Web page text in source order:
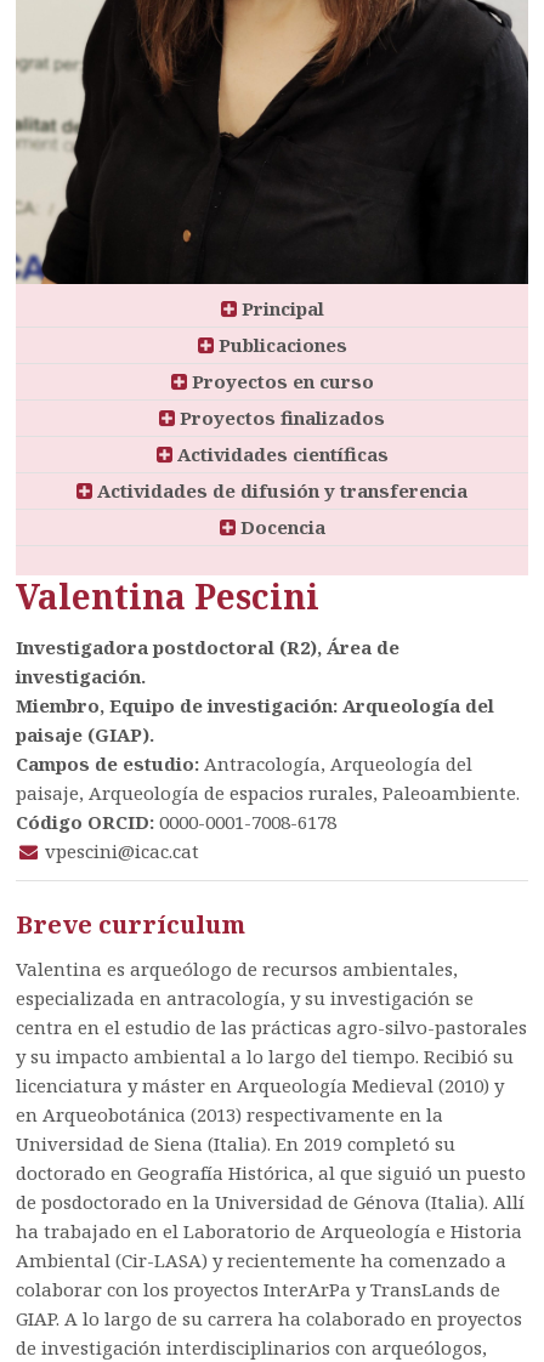
Principal
Publicaciones
Proyectos en curso
Proyectos finalizados
Actividades científicas
Actividades de difusión y transferencia
Docencia
Valentina Pescini
Investigadora postdoctoral (R2), Área de
investigación.
Miembro, Equipo de investigación: Arqueología del
paisaje (GIAP).
Campos de estudio: Antracología, Arqueología del
paisaje, Arqueología de espacios rurales, Paleoambiente.
Código ORCID: 0000-0001-7008-6178
vpescini@icac.cat
Breve currículum
Valentina es arqueólogo de recursos ambientales,
especializada en antracología, y su investigación se
centra en el estudio de las prácticas agro-silvo-pastorales
y su impacto ambiental a lo largo del tiempo. Recibió su
licenciatura y máster en Arqueología Medieval (2010) y
en Arqueobotánica (2013) respectivamente en la
Universidad de Siena (Italia). En 2019 completó su
doctorado en Geografía Histórica, al que siguió un puesto
de posdoctorado en la Universidad de Génova (Italia). Allí
ha trabajado en el Laboratorio de Arqueología e Historia
Ambiental (Cir-LASA) y recientemente ha comenzado a
colaborar con los proyectos InterArPa y TransLands de
GIAP. A lo largo de su carrera ha colaborado en proyectos
de investigación interdisciplinarios con arqueólogos,